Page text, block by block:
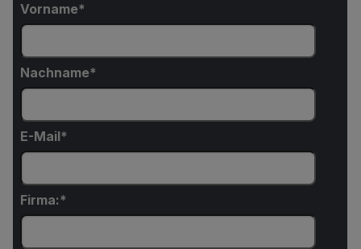
Vorname
Nachname
E-Mail
Firma: